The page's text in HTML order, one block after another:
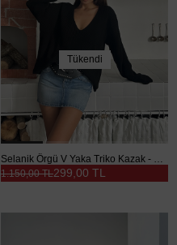
Tükendi
Selanik Örgü V Yaka Triko Kazak - Siyah
299,00 TL
1.150,00 TL